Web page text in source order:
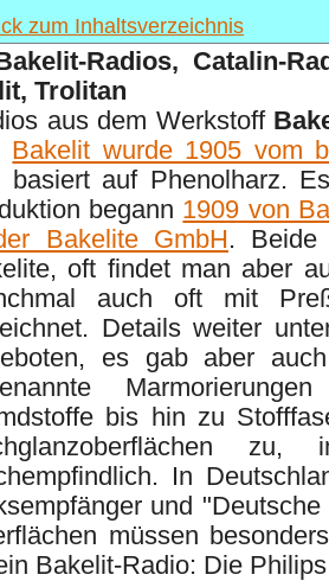
zum Inhaltsverzeichnis
Radios, Catalin-
Trolitan
aus dem Werkstoff
Bakelit wurde 1905 vom
basiert auf Phenolharz.
begann 1909 von
Bakelite GmbH. Beide
oft findet man aber
auch oft mit
Details weiter
es gab aber
bis hin zu
In
und
müssen
Bakelit-Radio: Die